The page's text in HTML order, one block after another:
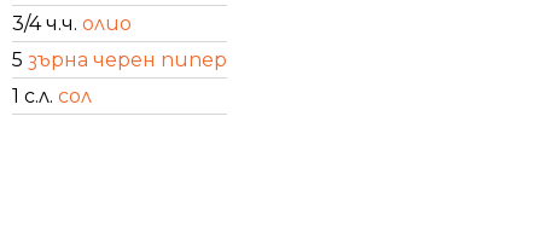
3/4 ч.ч. олио
5 зърна черен пипер
1 с.л. сол